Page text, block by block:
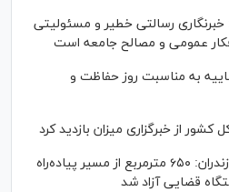
رسالتی خطیر و مسئولیتی
عمومی و مصالح جامعه است
به مناسبت روز حفاظت و
از خبرگزاری میزان بازدید کرد
رئیس کل دادگستری مازندران: ۶۵۰ مترمربع از مسیر پیاده‌راه
قضایی آزاد شد